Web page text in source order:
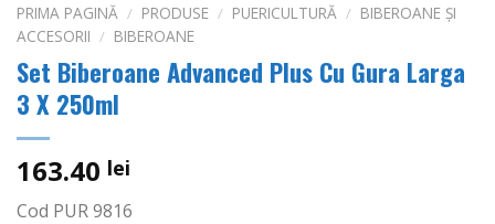
PRIMA PAGINĂ / PRODUSE / PUERICULTURĂ / BIBEROANE ȘI
ACCESORII / BIBEROANE
Set Biberoane Advanced Plus Cu Gura Larga
3 X 250ml
163.40 lei
Cod PUR 9816